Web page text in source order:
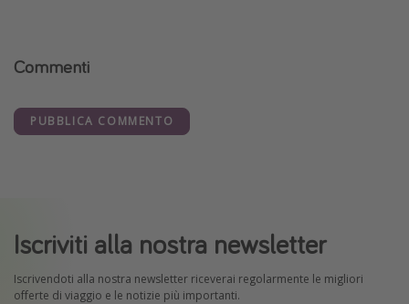
Commenti
PUBBLICA COMMENTO
Iscriviti alla nostra newsletter
Iscrivendoti alla nostra newsletter riceverai regolarmente le migliori
offerte di viaggio e le notizie più importanti.